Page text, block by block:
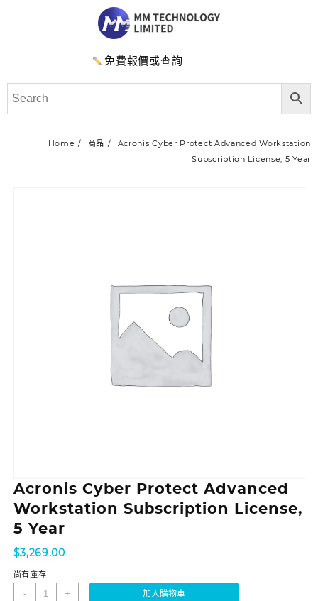
免費報價或查詢
Home 商品
Acronis Cyber Protect Advanced Workstation
Subscription License, 5 Year
Acronis Cyber Protect Advanced
Workstation Subscription License,
5 Year
$3,269.00
尚有庫存
- + 加入購物車